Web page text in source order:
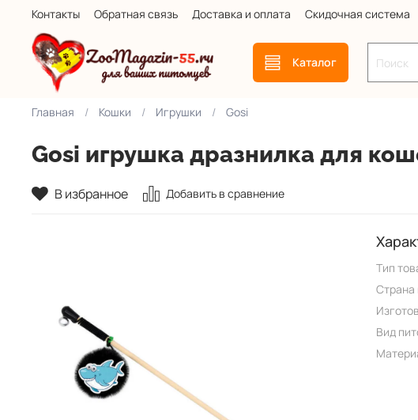
Контакты Обратная связь Доставка и оплата Скидочная система
Каталог
Главная Кошки Игрушки Gosi
Gosi игрушка дразнилка для
В избранное Добавить в сравнение
Тип
Страна
Вид